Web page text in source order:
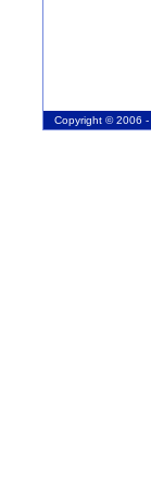
Copyright © 2006 -